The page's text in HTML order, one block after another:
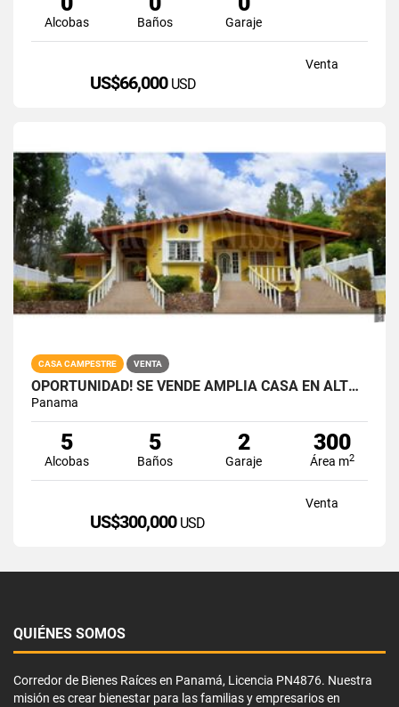
Alcobas Baños Garaje
Venta
US$66,000 USD
CASA CAMPESTRE VENTA
OPORTUNIDAD! SE VENDE AMPLIA CASA EN ALTOS DEL MARIA
Panama
5
Alcobas
5
Baños
2
Garaje
300
Área m2
Venta
US$300,000 USD
QUIÉNES SOMOS
Corredor de Bienes Raíces en Panamá, Licencia PN4876. Nuestra
misión es crear bienestar para las familias y empresarios en